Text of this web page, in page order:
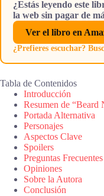
¿Estás leyendo este
la web sin pagar de
Ver el libro en
¿Prefieres escuchar?
Tabla de Contenidos
Introducción
Resumen de “Beard
Portada Alternativa
Personajes
Aspectos Clave
Spoilers
Preguntas
Opiniones
Sobre la Autora
Conclusión